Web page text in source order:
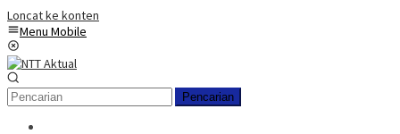
Loncat ke konten
Menu Mobile
Pencarian